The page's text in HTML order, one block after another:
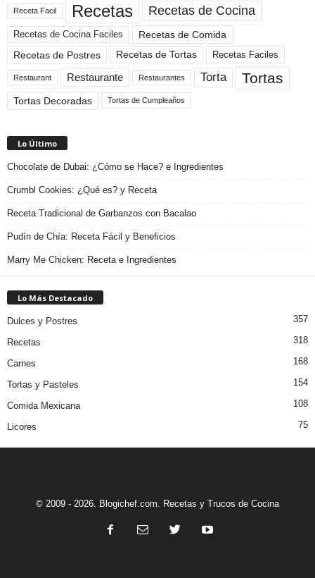
Receta Facil Recetas Recetas de Cocina
Recetas de Cocina Faciles
Recetas de Comida
Recetas de Postres
Recetas de Tortas Recetas Faciles
Restaurant Restaurante Restaurantes Torta Tortas
Tortas Decoradas Tortas de Cumpleaños
Lo Último
Chocolate de Dubai: ¿Cómo se Hace? e Ingredientes
Crumbl Cookies: ¿Qué es? y Receta
Receta Tradicional de Garbanzos con Bacalao
Pudín de Chía: Receta Fácil y Beneficios
Marry Me Chicken: Receta e Ingredientes
Lo Más Destacado
Dulces y Postres 357
Recetas 318
Carnes 168
Tortas y Pasteles 154
Comida Mexicana 108
Licores 75
© 2009 - 2026. Blogichef.com. Recetas y Trucos de Cocina